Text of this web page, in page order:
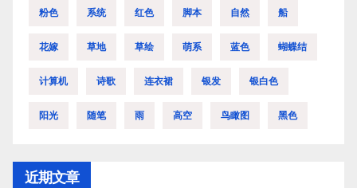
粉色 系统 红色 脚本 自然 船
花嫁 草地 草绘 萌系 蓝色 蝴蝶结
计算机 诗歌 连衣裙 银发 银白色
阳光 随笔 雨 高空 鸟瞰图 黑色
近期文章